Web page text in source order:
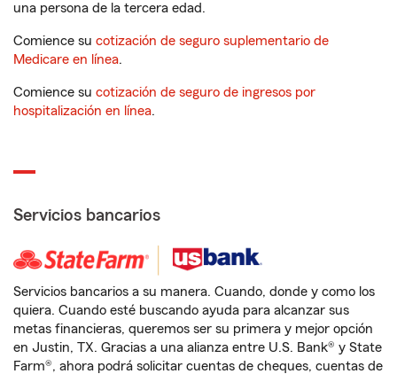
una persona de la tercera edad.
Comience su cotización de seguro suplementario de
Medicare en línea.
Comience su cotización de seguro de ingresos por
hospitalización en línea.
Servicios bancarios
Servicios bancarios a su manera. Cuando, donde y como los
quiera. Cuando esté buscando ayuda para alcanzar sus
metas financieras, queremos ser su primera y mejor opción
en Justin, TX. Gracias a una alianza entre U.S. Bank® y State
Farm®, ahora podrá solicitar cuentas de cheques, cuentas de